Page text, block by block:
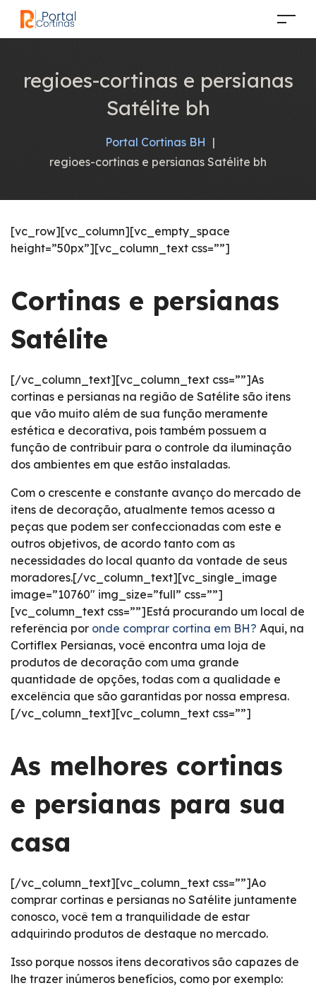
regioes-cortinas e persianas
Satélite bh
Portal Cortinas BH |
regioes-cortinas e persianas Satélite bh
[vc_row][vc_column][vc_empty_space
height=”50px”][vc_column_text css=””]
Cortinas e persianas
Satélite
[/vc_column_text][vc_column_text css=””]As
cortinas e persianas na região de Satélite são itens
que vão muito além de sua função meramente
estética e decorativa, pois também possuem a
função de contribuir para o controle da iluminação
dos ambientes em que estão instaladas.
Com o crescente e constante avanço do mercado de
itens de decoração, atualmente temos acesso a
peças que podem ser confeccionadas com este e
outros objetivos, de acordo tanto com as
necessidades do local quanto da vontade de seus
moradores.[/vc_column_text][vc_single_image
image=”10760″ img_size=”full” css=””]
[vc_column_text css=””]Está procurando um local de
referência por onde comprar cortina em BH? Aqui, na
Cortiflex Persianas, você encontra uma loja de
produtos de decoração com uma grande
quantidade de opções, todas com a qualidade e
excelência que são garantidas por nossa empresa.
[/vc_column_text][vc_column_text css=””]
As melhores cortinas
e persianas para sua
casa
[/vc_column_text][vc_column_text css=””]Ao
comprar cortinas e persianas no Satélite juntamente
conosco, você tem a tranquilidade de estar
adquirindo produtos de destaque no mercado.
Isso porque nossos itens decorativos são capazes de
lhe trazer inúmeros benefícios, como por exemplo: